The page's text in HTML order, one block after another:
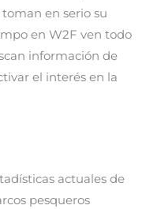
en serio su
en W2F ven todo
información de
el interés en la
actuales de
pesqueros